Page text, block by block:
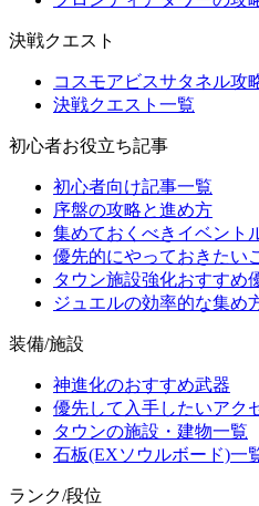
決戦クエスト
コスモアビスサタネル攻
決戦クエスト一覧
初心者お役立ち記事
初心者向け記事一覧
序盤の攻略と進め方
集めておくべきイベント
優先的にやっておきたい
タウン施設強化おすすめ
ジュエルの効率的な集め
装備/施設
神進化のおすすめ武器
優先して入手したいアク
タウンの施設・建物一覧
石板(EXソウルボード)一
ランク/段位